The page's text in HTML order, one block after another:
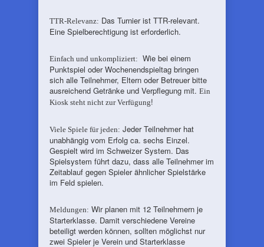
TTR-Relevanz: Das Turnier ist TTR-relevant.
Eine Spielberechtigung ist erforderlich.
Einfach und unkompliziert: Wie bei einem
Punktspiel oder Wochenendspieltag bringen
sich alle Teilnehmer, Eltern oder Betreuer bitte
ausreichend Getränke und Verpflegung mit. Ein
Kiosk steht nicht zur Verfügung!
Viele Spiele für jeden: Jeder Teilnehmer hat
unabhängig vom Erfolg ca. sechs Einzel.
Gespielt wird im Schweizer System. Das
Spielsystem führt dazu, dass alle Teilnehmer im
Zeitablauf gegen Spieler ähnlicher Spielstärke
im Feld spielen.
Meldungen: Wir planen mit 12 Teilnehmern je
Starterklasse. Damit verschiedene Vereine
beteiligt werden können, sollten möglichst nur
zwei Spieler je Verein und Starterklasse